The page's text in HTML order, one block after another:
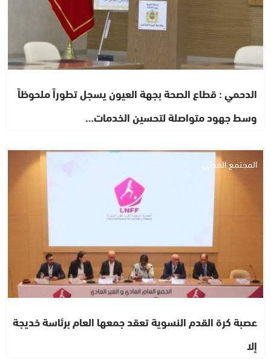
الدحمي : قطاع الصحة بجهة العيون يسجل تطوراً ملحوظاً
وسط جهود متواصلة لتحسين الخدمات…
المجتمع المدني
عصبة كرة القدم النسوية تعقد جمعها العام برئاسة خديجة
إلا